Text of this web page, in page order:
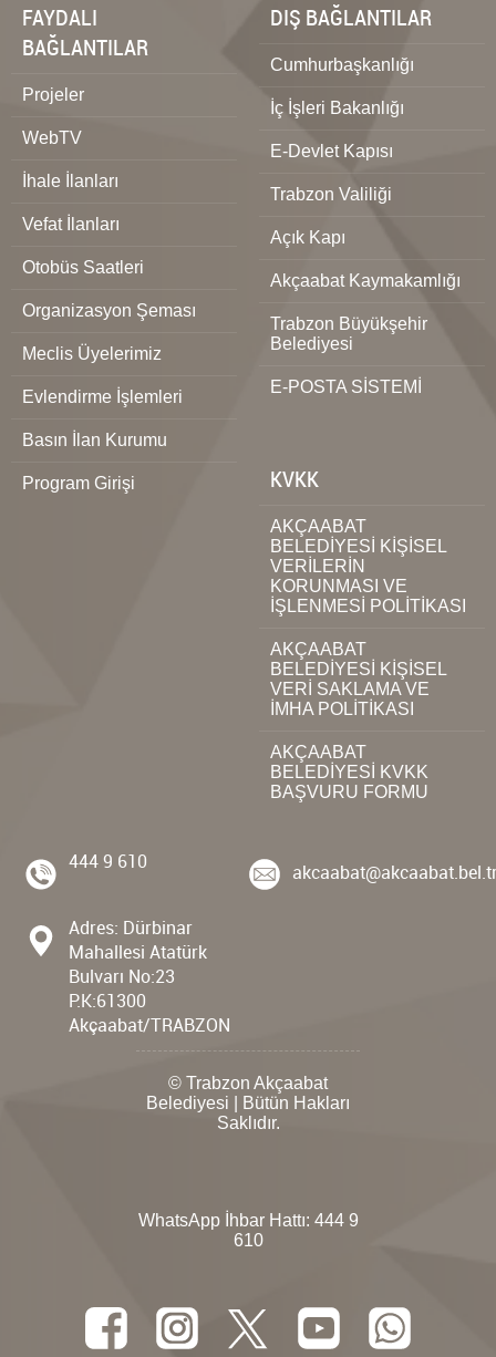
FAYDALI
BAĞLANTILAR
Projeler
WebTV
İhale İlanları
Vefat İlanları
Otobüs Saatleri
Organizasyon Şeması
Meclis Üyelerimiz
Evlendirme İşlemleri
Basın İlan Kurumu
Program Girişi
DIŞ BAĞLANTILAR
Cumhurbaşkanlığı
İç İşleri Bakanlığı
E-Devlet Kapısı
Trabzon Valiliği
Açık Kapı
Akçaabat Kaymakamlığı
Trabzon Büyükşehir
Belediyesi
E-POSTA SİSTEMİ
KVKK
AKÇAABAT
BELEDİYESİ KİŞİSEL
VERİLERİN
KORUNMASI VE
İŞLENMESİ POLİTİKASI
AKÇAABAT
BELEDİYESİ KİŞİSEL
VERİ SAKLAMA VE
İMHA POLİTİKASI
AKÇAABAT
BELEDİYESİ KVKK
BAŞVURU FORMU
444 9 610
Adres: Dürbinar
Mahallesi Atatürk
Bulvarı No:23
P.K:61300
Akçaabat/TRABZON
© Trabzon Akçaabat
Belediyesi | Bütün Hakları
Saklıdır.
WhatsApp İhbar Hattı: 444 9
610